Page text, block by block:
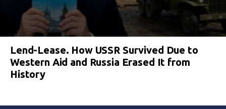
Lend-Lease. How USSR Survived Due to
Western Aid and Russia Erased It from
History